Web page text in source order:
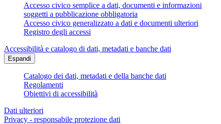
Accesso civico semplice a dati, documenti e informazioni
soggetti a pubblicazione obbligatoria
Accesso civico generalizzato a dati e documenti ulteriori
Registro degli accessi
Accessibilità e catalogo di dati, metadati e banche dati
Espandi
Catalogo dei dati, metadati e della banche dati
Regolamenti
Obiettivi di accessibilità
Dati ulteriori
Privacy - responsabile protezione dati